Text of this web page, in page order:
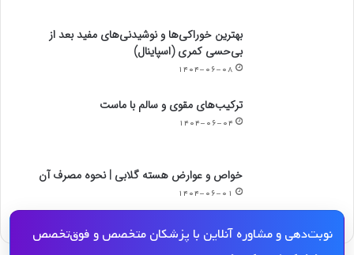
بهترین خوراکی‌ها و نوشیدنی‌های مفید بعد از
بی‌حسی کمری (اسپاینال)
۱۴۰۴-۰۶-۰۸
ترکیب‌های مقوی و سالم با ماست
۱۴۰۴-۰۶-۰۴
خواص و عوارض هسته گلابی | نحوه مصرف آن
۱۴۰۴-۰۶-۰۱
نوبت‌دهی و مشاوره آنلاین با پزشکان متخصص و فوق‌تخصص